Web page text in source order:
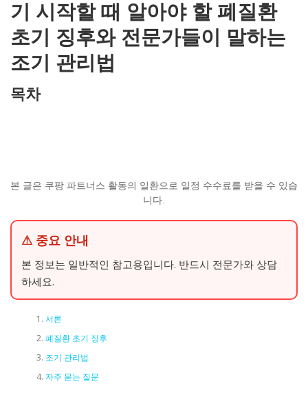
기 시작할 때 알아야 할 폐질환
초기 징후와 전문가들이 말하는
조기 관리법
목차
본 글은 쿠팡 파트너스 활동의 일환으로 일정 수수료를 받을 수 있습
니다.
⚠ 중요 안내
본 정보는 일반적인 참고용입니다. 반드시 전문가와 상담
하세요.
서론
폐질환 초기 징후
조기 관리법
자주 묻는 질문